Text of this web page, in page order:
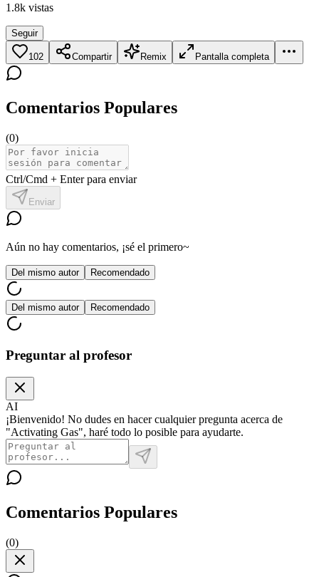
1.8k vistas
Seguir
102 Compartir Remix Pantalla completa
Comentarios Populares
(0)
Ctrl/Cmd + Enter para enviar
Enviar
Aún no hay comentarios, ¡sé el primero~
Del mismo autor Recomendado
Del mismo autor Recomendado
Preguntar al profesor
AI
¡Bienvenido! No dudes en hacer cualquier pregunta acerca de
"Activating Gas", haré todo lo posible para ayudarte.
Comentarios Populares
(0)